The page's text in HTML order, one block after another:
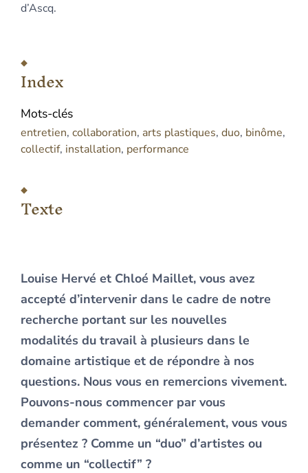
d’Ascq.
Index
Mots-clés
entretien, collaboration, arts plastiques, duo, binôme,
collectif, installation, performance
Texte
Louise Hervé et Chloé Maillet, vous avez
accepté d’intervenir dans le cadre de notre
recherche portant sur les nouvelles
modalités du travail à plusieurs dans le
domaine artistique et de répondre à nos
questions. Nous vous en remercions vivement.
Pouvons-nous commencer par vous
demander comment, généralement, vous vous
présentez ? Comme un “duo” d’artistes ou
comme un “collectif” ?